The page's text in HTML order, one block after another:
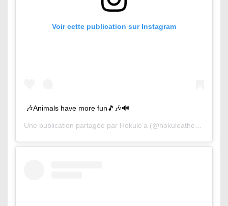
Voir cette publication sur Instagram
🎶Animals have more fun🎵🎶🔊
Une publication partagée par Hokule’a (@hokuleathesurfingcat) le